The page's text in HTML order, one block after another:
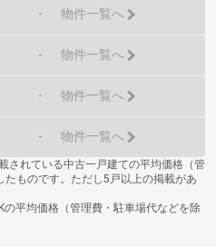
- 物件一覧へ
- 物件一覧へ
- 物件一覧へ
- 物件一覧へ
されている中古一戸建ての平均価格（管
ものです。ただし5戸以上の掲載があ
平均価格（管理費・駐車場代などを除